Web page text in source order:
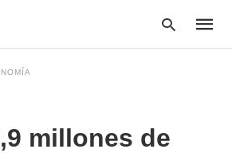
millones de